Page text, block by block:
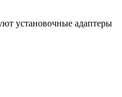
установочные адаптеры